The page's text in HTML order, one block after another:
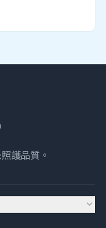
護品質。
expand_more